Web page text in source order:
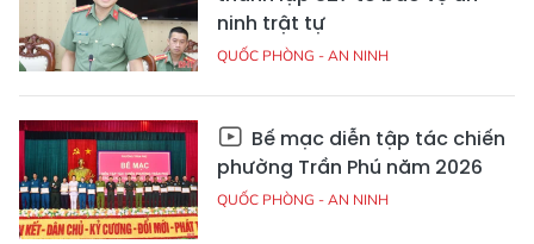
ninh trật tự
QUỐC PHÒNG - AN NINH
Bế mạc diễn tập tác chiến
phường Trần Phú năm 2026
QUỐC PHÒNG - AN NINH